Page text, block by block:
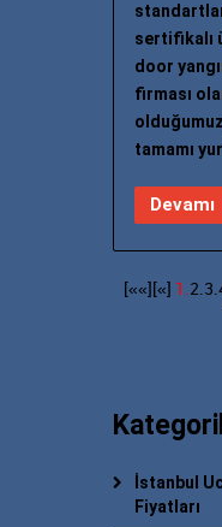
sertifikalı
door
firması
olduğumuz
tamamı
Devamı
[««][«] 1.2.3.
İstanbul
Fiyatları